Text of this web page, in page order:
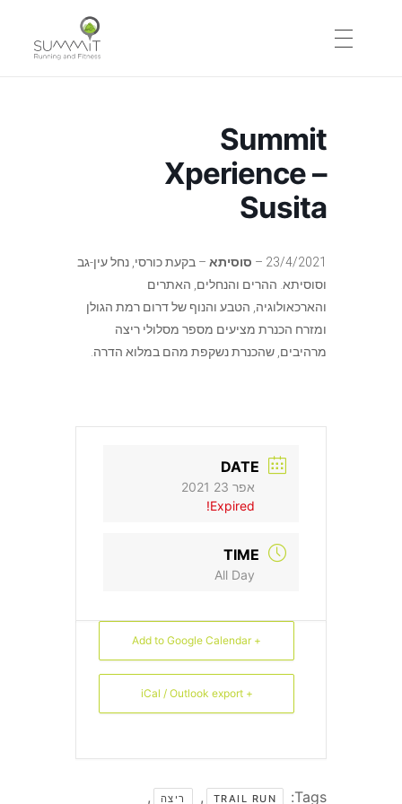
מי אנחנו
פוסטים אחרונים
Summit
Xperience –
Susita
23/4/2021 – סוסיתא – בקעת כורסי, נחל עין-גב
וסוסיתא. ההרים והנחלים, האתרים
והארכאולוגיה, הטבע והנוף של דרום רמת הגולן
ומזרח הכנרת מציעים מספר מסלולי ריצה
מרהיבים, שהכנרת נשקפת מהם במלוא הדרה.
DATE
אפר 23 2021
Expired!
TIME
All Day
+ Add to Google Calendar
+ iCal / Outlook export
Tags:
TRAIL RUN
, ריצה ,